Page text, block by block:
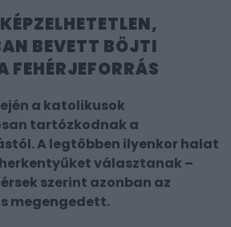
BEVETT BÖJTI
FEHÉRJEFORRÁS
a katolikusok
tartózkodnak a
A legtöbben ilyenkor halat
választanak –
szerint azonban az
megengedett.